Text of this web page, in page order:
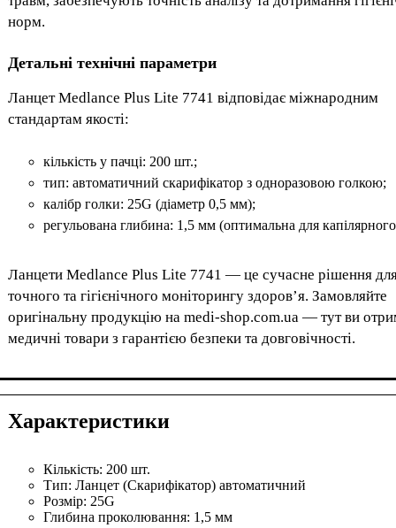
норм.
Детальні технічні параметри
Ланцет Medlance Plus Lite 7741 відповідає міжнародним
стандартам якості:
кількість у пачці: 200 шт.;
тип: автоматичний скарифікатор з одноразовою голкою;
калібр голки: 25G (діаметр 0,5 мм);
регульована глибина: 1,5 мм (оптимальна для
Ланцети Medlance Plus Lite 7741 — це сучасне рішення
точного та гігієнічного моніторингу здоров’я. Замовляйте
оригінальну продукцію на medi-shop.com.ua — тут ви
медичні товари з гарантією безпеки та довговічності.
Характеристики
Кількість: 200 шт.
Тип: Ланцет (Скарифікатор) автоматичний
Розмір: 25G
Глибина проколювання: 1,5 мм